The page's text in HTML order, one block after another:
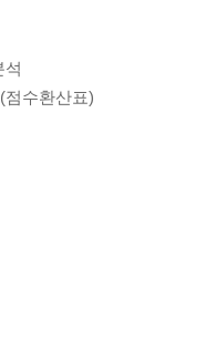
석
점수환산표)